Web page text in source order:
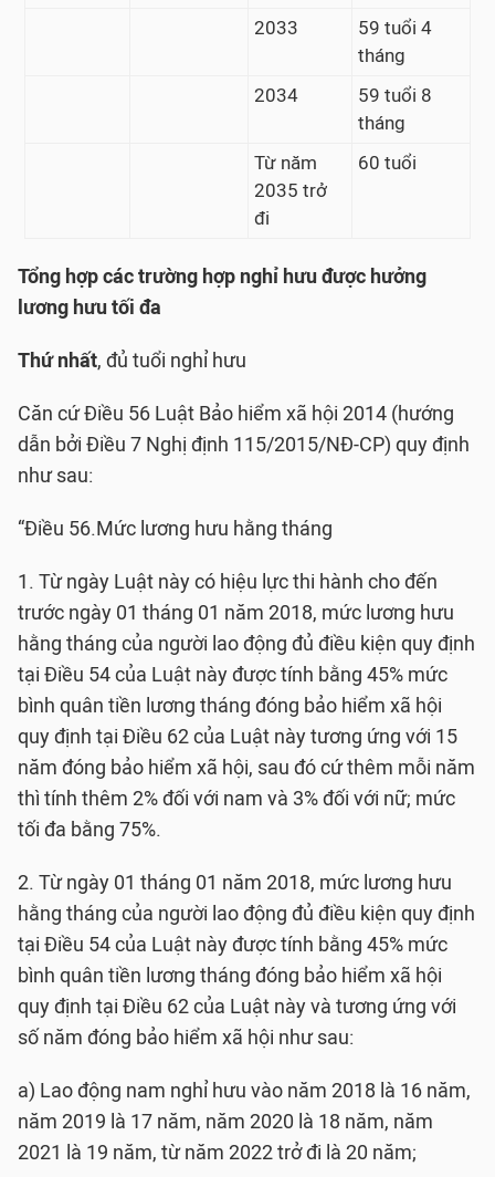
2033
59 tuổi 4
tháng
2034
59 tuổi 8
tháng
Từ năm
2035 trở
đi
60 tuổi
Tổng hợp các trường hợp nghỉ hưu được hưởng
lương hưu tối đa
Thứ nhất, đủ tuổi nghỉ hưu
Căn cứ Điều 56 Luật Bảo hiểm xã hội 2014 (hướng
dẫn bởi Điều 7 Nghị định 115/2015/NĐ-CP) quy định
như sau:
“Điều 56.Mức lương hưu hằng tháng
1. Từ ngày Luật này có hiệu lực thi hành cho đến
trước ngày 01 tháng 01 năm 2018, mức lương hưu
hằng tháng của người lao động đủ điều kiện quy định
tại Điều 54 của Luật này được tính bằng 45% mức
bình quân tiền lương tháng đóng bảo hiểm xã hội
quy định tại Điều 62 của Luật này tương ứng với 15
năm đóng bảo hiểm xã hội, sau đó cứ thêm mỗi năm
thì tính thêm 2% đối với nam và 3% đối với nữ; mức
tối đa bằng 75%.
2. Từ ngày 01 tháng 01 năm 2018, mức lương hưu
hằng tháng của người lao động đủ điều kiện quy định
tại Điều 54 của Luật này được tính bằng 45% mức
bình quân tiền lương tháng đóng bảo hiểm xã hội
quy định tại Điều 62 của Luật này và tương ứng với
số năm đóng bảo hiểm xã hội như sau:
a) Lao động nam nghỉ hưu vào năm 2018 là 16 năm,
năm 2019 là 17 năm, năm 2020 là 18 năm, năm
2021 là 19 năm, từ năm 2022 trở đi là 20 năm;